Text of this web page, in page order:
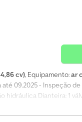
cv), Equipamento:ar
09.2025 - Inspeção
Dianteira: 1
engate tipo mandíbula
pinos IsoBus